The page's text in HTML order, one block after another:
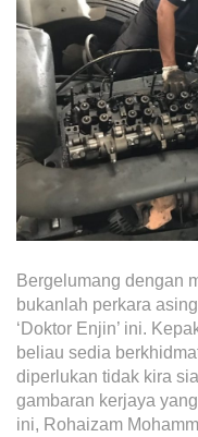
Logistics &
Consumer
Investor
IR Home
Stock Information
Operational
Annual Reports
Corporate
Bergelumang dengan
bukanlah perkara
‘Doktor Enjin’ ini.
beliau sedia
diperlukan tidak kira
gambaran kerjaya
ini, Rohaizam